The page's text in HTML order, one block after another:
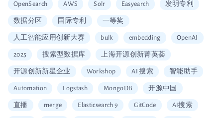
OpenSearch AWS Solr Easyearch 发明专利
数据分区 国际专利 一等奖
人工智能应用创新大赛 bulk embedding OpenAI
2025 搜索型数据库 上海开源创新菁英荟
开源创新新星企业 Workshop AI 搜索 智能助手
Automation Logstash MongoDB 开源中国
直播 merge Elasticsearch 9 GitCode AI搜索